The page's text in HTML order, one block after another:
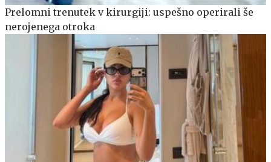
Prelomni trenutek v kirurgiji: uspešno operirali še
nerojenega otroka